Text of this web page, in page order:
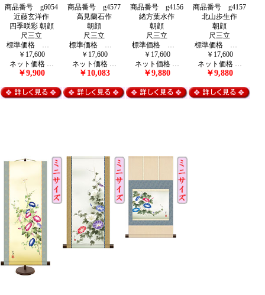
商品番号 g6054
近藤玄洋作
四季咲彩 朝顔
尺三立
標準価格 …
￥17,600
ネット価格 …
￥9,900
商品番号 g4577
高見蘭石作
朝顔
尺三立
標準価格 …
￥17,600
ネット価格 …
￥10,083
商品番号 g4156
緒方葉水作
朝顔
尺三立
標準価格 …
￥17,600
ネット価格 …
￥9,880
商品番号 g4157
北山歩生作
朝顔
尺三立
標準価格 …
￥17,600
ネット価格 …
￥9,880